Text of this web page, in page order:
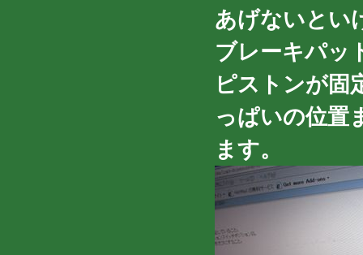
あげないとい
ブレーキパッ
ピストンが固
っぱいの位置
ます。